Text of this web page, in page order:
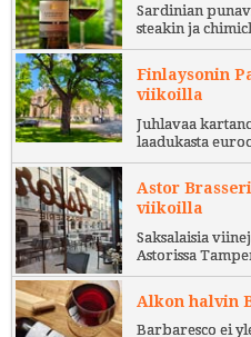
Sardinian
steakin ja
Finlaysonin
viikoilla
Juhlavaa
laadukasta
Astor
viikoilla
Saksalaisia
Astorissa
Alkon halvin
Barbaresco ei